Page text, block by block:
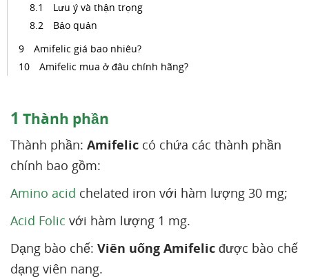
Lưu ý và thận trọng
Bảo quản
Amifelic giá bao nhiêu?
Amifelic mua ở đâu chính hãng?
1 Thành phần
Thành phần: Amifelic có chứa các thành phần
chính bao gồm:
Amino acid chelated iron với hàm lượng 30 mg;
Acid Folic với hàm lượng 1 mg.
Dạng bào chế: Viên uống Amifelic được bào chế
dạng viên nang.